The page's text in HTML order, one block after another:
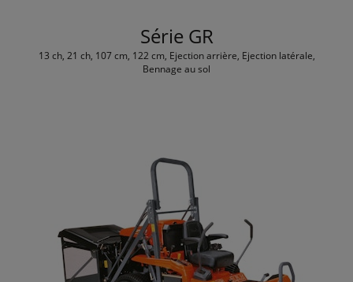
Série GR
13 ch, 21 ch, 107 cm, 122 cm, Ejection arrière, Ejection latérale,
Bennage au sol